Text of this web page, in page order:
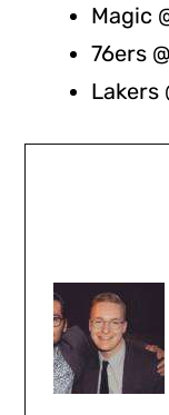
Magic
76ers
Lakers